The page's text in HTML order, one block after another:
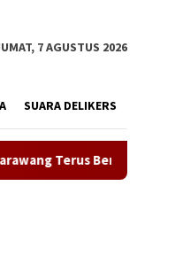
7 AGUSTUS 2026
SUARA DELIKERS
Lingkungan,